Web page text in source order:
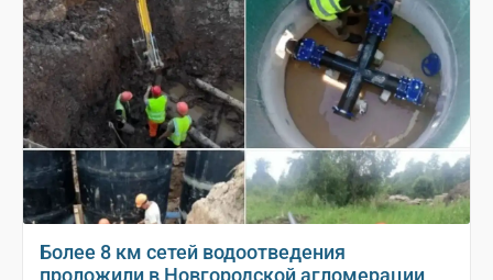
Более 8 км сетей водоотведения